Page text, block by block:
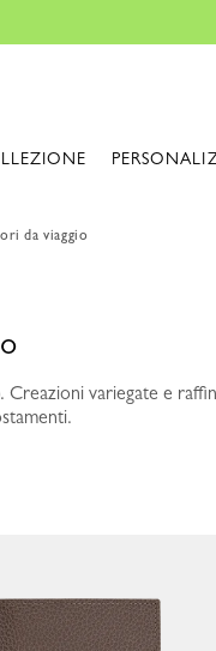
da viaggio
Creazioni variegate e